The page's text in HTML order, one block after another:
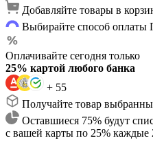
Добавляйте товары в
Выбирайте способ оплаты
Оплачивайте сегодня только
25% картой любого банка
+ 55
Получайте товар
Оставшиеся 75% будут
с вашей карты по 25% каждые